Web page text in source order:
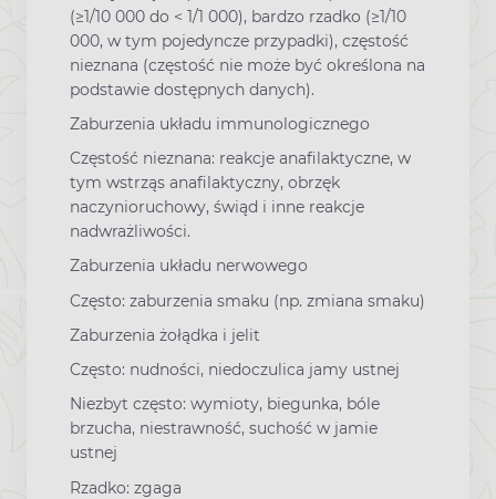
(≥1/10 000 do < 1/1 000), bardzo rzadko (≥1/10
000, w tym pojedyncze przypadki), częstość
nieznana (częstość nie może być określona na
podstawie dostępnych danych).
Zaburzenia układu immunologicznego
Częstość nieznana: reakcje anafilaktyczne, w
tym wstrząs anafilaktyczny, obrzęk
naczynioruchowy, świąd i inne reakcje
nadwrażliwości.
Zaburzenia układu nerwowego
Często: zaburzenia smaku (np. zmiana smaku)
Zaburzenia żołądka i jelit
Często: nudności, niedoczulica jamy ustnej
Niezbyt często: wymioty, biegunka, bóle
brzucha, niestrawność, suchość w jamie
ustnej
Rzadko: zgaga